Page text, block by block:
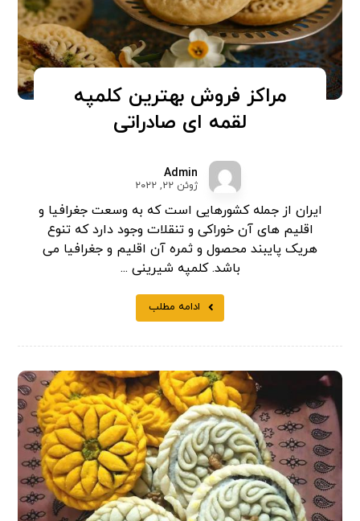
مراکز فروش بهترین کلمپه
لقمه ای صادراتی
Admin
ژوئن ۲۲, ۲۰۲۲
ایران از جمله کشورهایی است که به وسعت جغرافیا و
اقلیم های آن خوراکی و تنقلات وجود دارد که تنوع
هریک پایبند محصول و ثمره آن اقلیم و جغرافیا می
باشد. کلمپه شیرینی ...
ادامه مطلب